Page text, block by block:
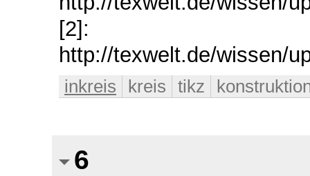
[2]:
http://texwelt.de/wissen/
inkreis kreis tikz
6